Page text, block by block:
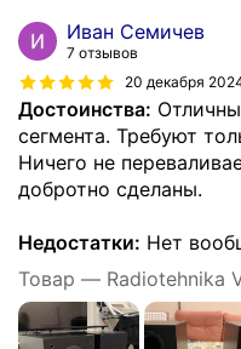
Иван Семичев
7 отзывов
20 декабря
Достоинства:
сегмента. Требуют
Ничего не
добротно сделаны.
Недостатки: Нет
Товар — Radiotehnika